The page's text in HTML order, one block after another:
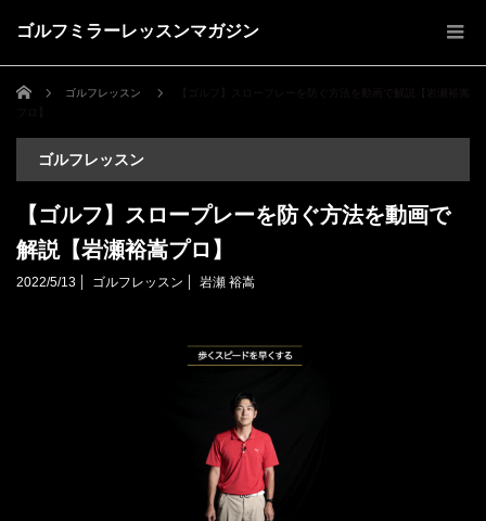
ゴルフミラーレッスンマガジン
ホーム ゴルフレッスン
ゴルフレッスン
【ゴルフ】スロープレーを防ぐ方法を動画で
解説【岩瀬裕嵩プロ】
2022/5/13 ゴルフレッスン 岩瀬 裕嵩